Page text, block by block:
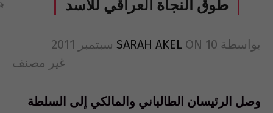
طوق النجاة العراقي للأسد
بواسطة SARAH AKEL ON 10 سبتمبر 2011
غير مصنف
وصل الرئيسان الطالباني والمالكي إلى السلطة